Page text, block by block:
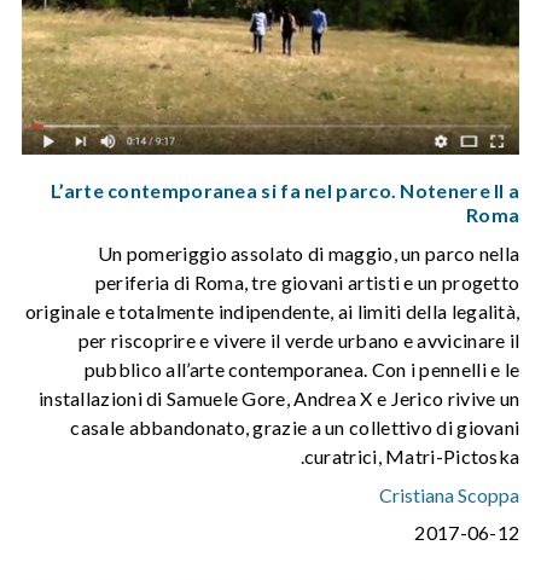
L’arte contemporanea si fa nel parco. Notenere II a
Roma
Un pomeriggio assolato di maggio, un parco nella
periferia di Roma, tre giovani artisti e un progetto
originale e totalmente indipendente, ai limiti della legalità,
per riscoprire e vivere il verde urbano e avvicinare il
pubblico all’arte contemporanea. Con i pennelli e le
installazioni di Samuele Gore, Andrea X e Jerico rivive un
casale abbandonato, grazie a un collettivo di giovani
curatrici, Matri-Pictoska.
Cristiana Scoppa
2017-06-12